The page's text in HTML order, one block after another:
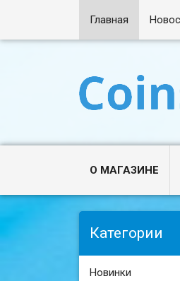
Главная
О МАГАЗИНЕ
Категории
Новинки